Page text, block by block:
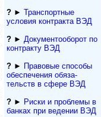
?► Транспортные
условия контракта ВЭД
?► Документооборот по
контракту ВЭД
?► Правовые способы
обеспечения обяза­
тельств в сфере ВЭД
?► Риски и проблемы в
банках при ведении ВЭД